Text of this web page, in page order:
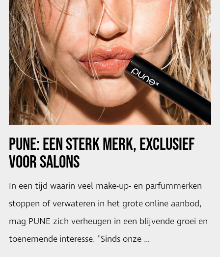
PUNE: EEN STERK MERK, EXCLUSIEF
VOOR SALONS
In een tijd waarin veel make-up- en parfummerken
stoppen of verwateren in het grote online aanbod,
mag PUNE zich verheugen in een blijvende groei en
toenemende interesse. "Sinds onze …